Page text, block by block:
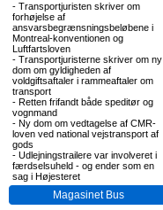
- Transportjuristen skriver om
forhøjelse af
ansvarsbegrænsningsbeløbene i
Montreal-konventionen og
Luftfartsloven
- Transportjuristerne skriver om ny
dom om gyldigheden af
voldgiftsaftaler i rammeaftaler om
transport
- Retten frifandt både speditør og
vognmand
- Ny dom om vedtagelse af CMR-
loven ved national vejstransport af
gods
- Udlejningstrailere var involveret i
færdselsuheld - og ender som en
sag i Højesteret
Magasinet Bus